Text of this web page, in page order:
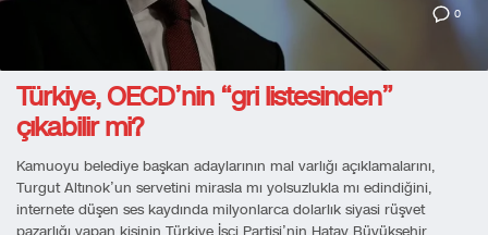
0
Türkiye, OECD’nin “gri listesinden”
çıkabilir mi?
Kamuoyu belediye başkan adaylarının mal varlığı açıklamalarını,
Turgut Altınok’un servetini mirasla mı yolsuzlukla mı edindiğini,
internete düşen ses kaydında milyonlarca dolarlık siyasi rüşvet